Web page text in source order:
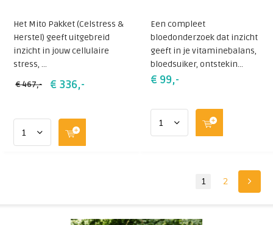
Het Mito Pakket (Celstress &
Herstel) geeft uitgebreid
inzicht in jouw cellulaire
stress, ...
€ 467,- € 336,-
Een compleet
bloedonderzoek dat inzicht
geeft in je vitaminebalans,
bloedsuiker, ontstekin...
€ 99,-
1 2